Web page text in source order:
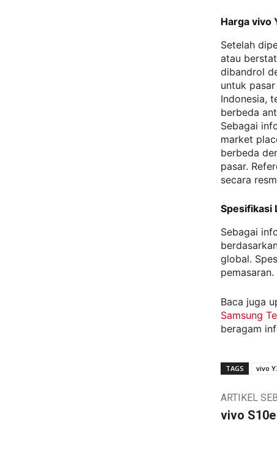
Harga vivo
Setelah
atau
dibandrol
untuk
Indonesia,
berbeda
Sebagai
market
berbeda
pasar.
secara
Spesifikasi
Sebagai
global.
pemasaran.
Baca juga
Samsung
beragam
TAGS vivo
ARTIKEL
vivo S10e